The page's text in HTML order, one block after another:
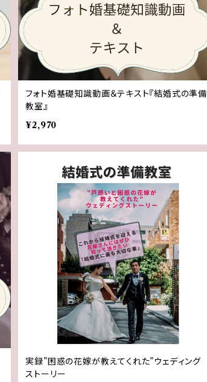
フォト婚基礎知識動画＆テキスト『結婚式の準備
教室』
¥2,970
実録”困惑の花嫁が教えてくれた”ウェディング
ストーリー